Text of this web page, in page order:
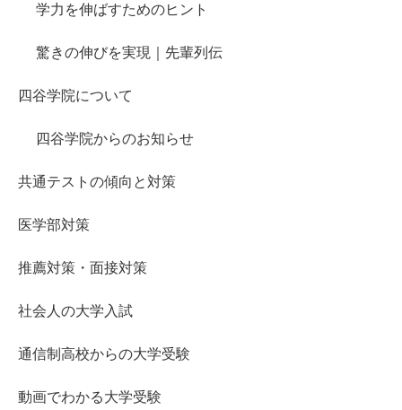
学力を伸ばすためのヒント
驚きの伸びを実現｜先輩列伝
四谷学院について
四谷学院からのお知らせ
共通テストの傾向と対策
医学部対策
推薦対策・面接対策
社会人の大学入試
通信制高校からの大学受験
動画でわかる大学受験